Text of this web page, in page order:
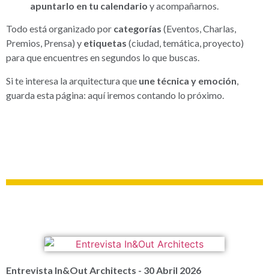
apuntarlo en tu calendario y acompañarnos.
Todo está organizado por categorías (Eventos, Charlas,
Premios, Prensa) y etiquetas (ciudad, temática, proyecto)
para que encuentres en segundos lo que buscas.
Si te interesa la arquitectura que une técnica y emoción
guarda esta página: aquí iremos contando lo próximo.
Entrevista In&Out Architects - 30 Abril 2026